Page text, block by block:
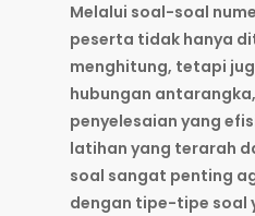
Melalui soal-soal
peserta tidak hanya
menghitung, tetapi
hubungan
penyelesaian yang
latihan yang terarah
soal sangat penting
dengan tipe-tipe soal